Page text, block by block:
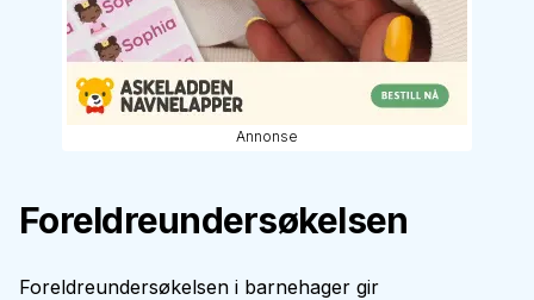
Annonse
Foreldreundersøkelsen
Foreldreundersøkelsen i barnehager gir